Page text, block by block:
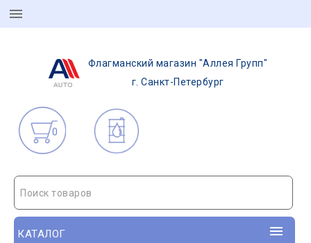
Флагманский магазин "Аллея Групп"
г. Санкт-Петербург
0
Поиск товаров
КАТАЛОГ